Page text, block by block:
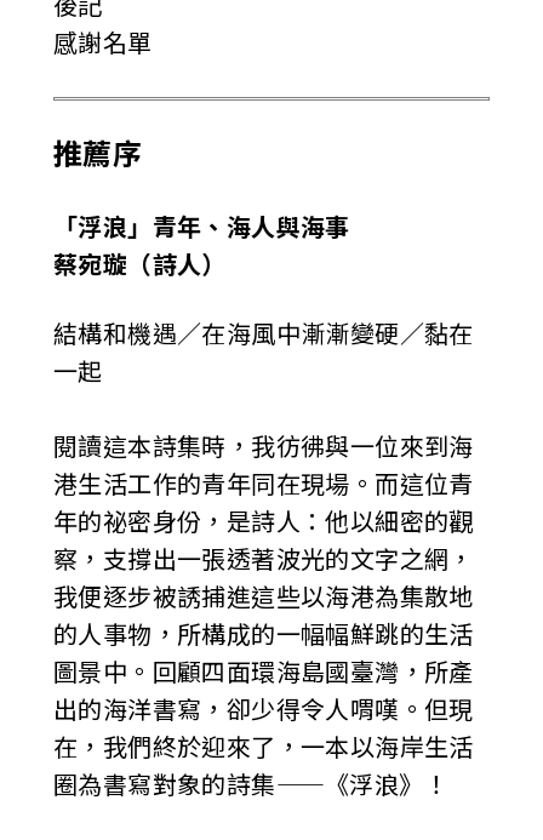
感謝名單
推薦序
「浮浪」青年、海人與海事
蔡宛璇（詩人）
結構和機遇／在海風中漸漸變硬／黏在
一起
閱讀這本詩集時，我彷彿與一位來到海
港生活工作的青年同在現場。而這位青
年的祕密身份，是詩人：他以細密的觀
察，支撐出一張透著波光的文字之網，
我便逐步被誘捕進這些以海港為集散地
的人事物，所構成的一幅幅鮮跳的生活
圖景中。回顧四面環海島國臺灣，所產
出的海洋書寫，卻少得令人喟嘆。但現
在，我們終於迎來了，一本以海岸生活
圈為書寫對象的詩集——《浮浪》！